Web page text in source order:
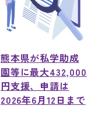
熊本県が私学助成
園等に最大432,000
円支援、申請は
2026年6月12日まで